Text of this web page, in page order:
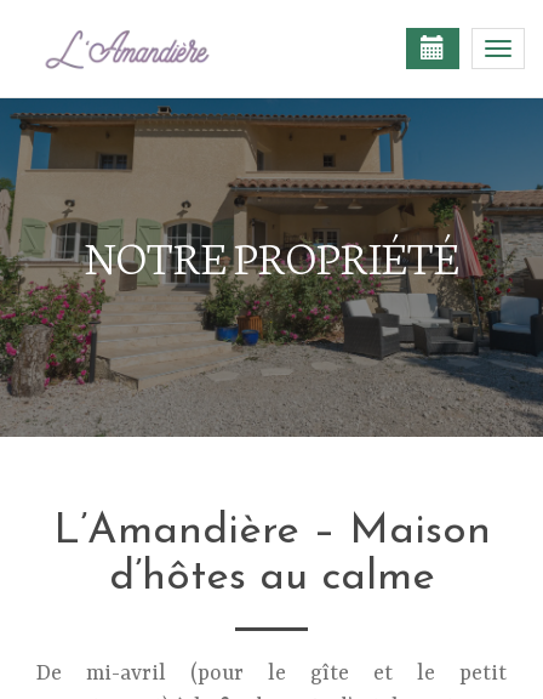
NOTRE PROPRIÉTÉ
L’Amandière – Maison
d’hôtes au calme
De mi-avril (pour le gîte et le petit